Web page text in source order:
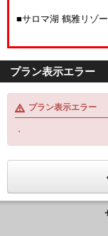
■サロマ湖 鶴雅リゾ
プラン表示エラー
プラン表示エラー
・